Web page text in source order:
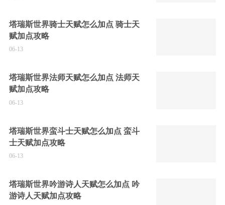
塔瑞斯世界骑士天赋怎么加点 骑士天
赋加点攻略
06-13
塔瑞斯世界法师天赋怎么加点 法师天
赋加点攻略
06-13
塔瑞斯世界蛮斗士天赋怎么加点 蛮斗
士天赋加点攻略
06-13
塔瑞斯世界吟游诗人天赋怎么加点 吟
游诗人天赋加点攻略